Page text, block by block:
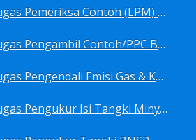
Sertifikasi Petugas Pemeriksa Contoh (LPM) Minyak Mentah BNSP
Sertifikasi Petugas Pengambil Contoh/PPC BNSP
Sertifikasi Petugas Pengendali Emisi Gas & Kebisingan Industri Migas BNSP
Sertifikasi Petugas Pengukur Isi Tangki Minyak Bumi dan Hasil Olahan BNSP